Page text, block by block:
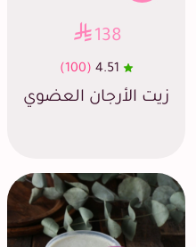
138
4.51
(100)
زيت الأرجان العضوي